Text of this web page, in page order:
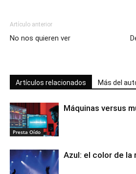
Artículo anterior
No nos quieren ver
Artículos relacionados Más del
Presta Oído
Máquinas versus
Azul: el color de la